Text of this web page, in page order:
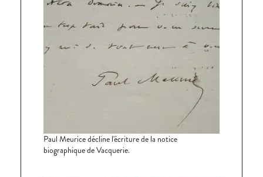
Paul Meurice décline l'écriture de la notice
biographique de Vacquerie.